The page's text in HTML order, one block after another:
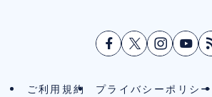
ご利用規約 プライバシーポリシー